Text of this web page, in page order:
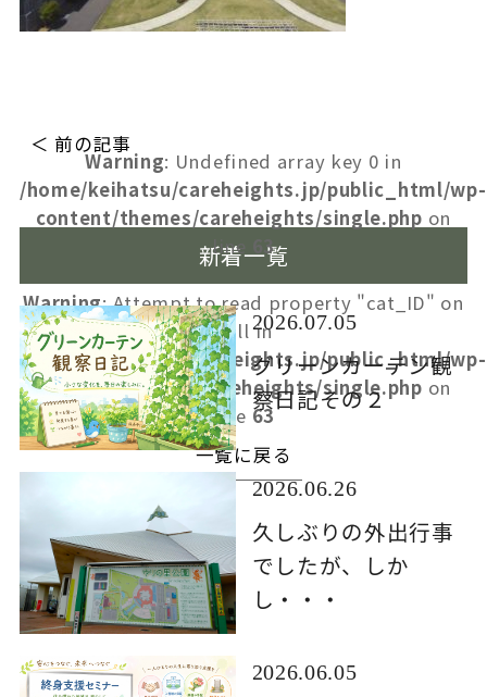
＜ 前の記事
Warning: Undefined array key 0 in
/home/keihatsu/careheights.jp/public_html/wp-
content/themes/careheights/single.php on
line
63
Warning: Attempt to read property "cat_ID" on
null in
/home/keihatsu/careheights.jp/public_html/wp-
content/themes/careheights/single.php on
line 63
一覧に戻る
新着一覧
2026.07.05
グリーンカーテン観
察日記その２
2026.06.26
久しぶりの外出行事
でしたが、しか
し・・・
2026.06.05